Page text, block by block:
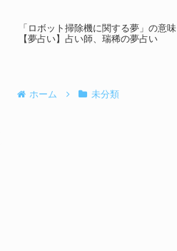
「ロボット掃除機に関する夢」の意味
【夢占い】占い師、瑞稀の夢占い
ホーム 未分類